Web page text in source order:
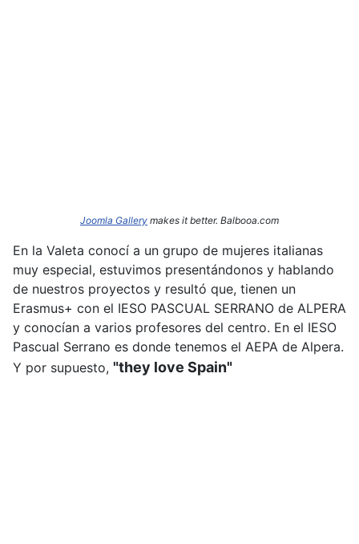
Joomla Gallery makes it better. Balbooa.com
En la Valeta conocí a un grupo de mujeres italianas
muy especial, estuvimos presentándonos y hablando
de nuestros proyectos y resultó que, tienen un
Erasmus+ con el IESO PASCUAL SERRANO de ALPERA
y conocían a varios profesores del centro. En el IESO
Pascual Serrano es donde tenemos el AEPA de Alpera.
Y por supuesto, "they love Spain"